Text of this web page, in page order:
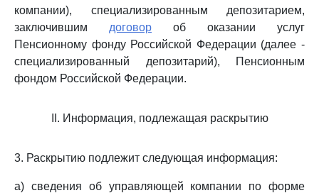
компании), специализированным депозитарием,
заключившим договор об оказании услуг
Пенсионному фонду Российской Федерации (далее -
специализированный депозитарий), Пенсионным
фондом Российской Федерации.
II. Информация, подлежащая раскрытию
3. Раскрытию подлежит следующая информация:
а) сведения об управляющей компании по форме